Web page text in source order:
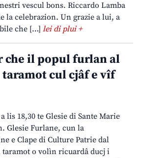
vescul bons. Riccardo Lamba
la celebrazion. Un grazie a lui, a
che […] lei di plui +
che il popul furlan al
cul cjâf e vîf
lis 18,30 te Glesie di Sante Marie
Glesie Furlane, cun la
e Clape di Culture Patrie dal
taramot o volìn ricuardâ ducj i